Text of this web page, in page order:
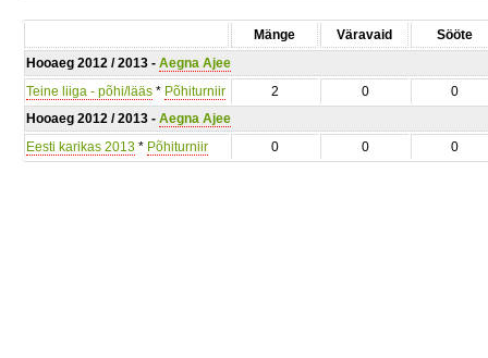
Mänge Väravaid
Sööte
Hooaeg 2012 / 2013 - Aegna Ajee
Teine liiga - põhi/lääs * Põhiturniir 2 0
0
Hooaeg 2012 / 2013 - Aegna Ajee
Eesti karikas 2013 * Põhiturniir 0 0 0